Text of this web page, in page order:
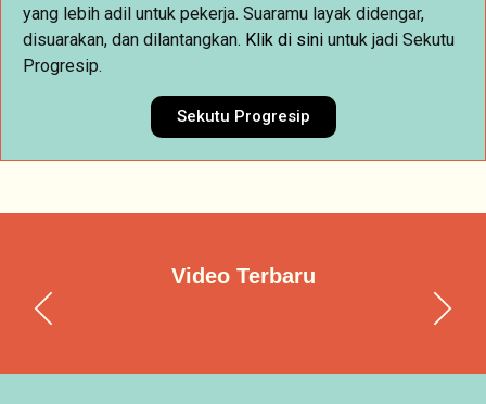
yang lebih adil untuk pekerja. Suaramu layak didengar,
disuarakan, dan dilantangkan. Klik di sini untuk jadi Sekutu
Progresip.
Sekutu Progresip
Video Terbaru